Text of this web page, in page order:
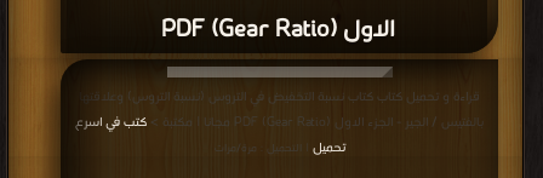
الاول (Gear Ratio) PDF
قراءة و تحميل كتاب كتاب نسبة التخفيض في التروس (نسبة التروس) وعلاقتها
بالفتيس / الجير - الجزء الاول (Gear Ratio) PDF مجانا | مكتبة >
كتب في اسرع
تحميل
| التحميل : مرة/مرات